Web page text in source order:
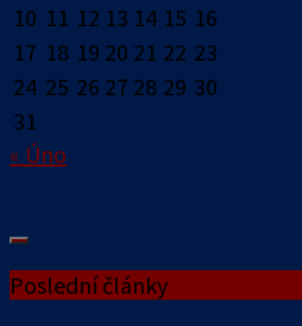
10 11 12 13 14 15 16
17 18 19 20 21 22 23
24 25 26 27 28 29 30
31
« Úno
Poslední články